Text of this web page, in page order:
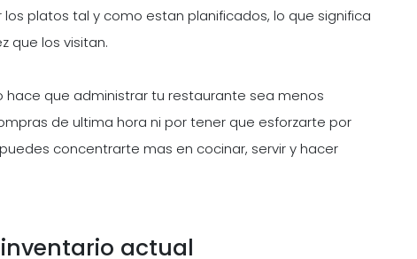
platos tal y como estan planificados, lo que significa
que los visitan.
hace que administrar tu restaurante sea menos
de ultima hora ni por tener que esforzarte por
concentrarte mas en cocinar, servir y hacer
actual